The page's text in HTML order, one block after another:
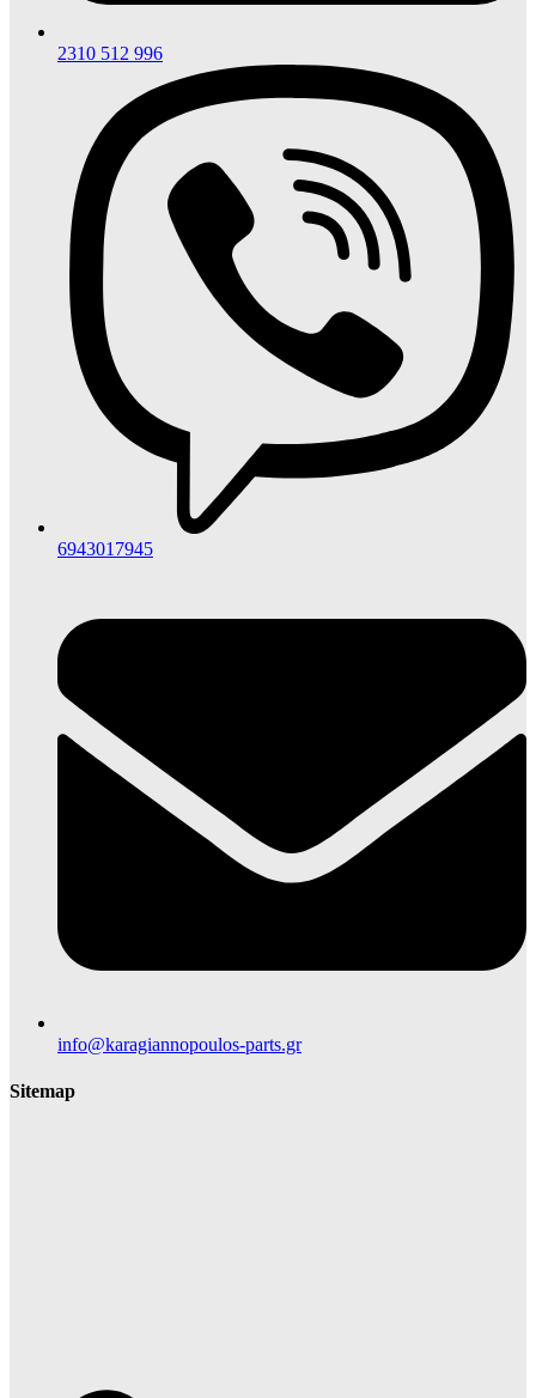
2310 512 996
6943017945
info@karagiannopoulos-parts.gr
Sitemap